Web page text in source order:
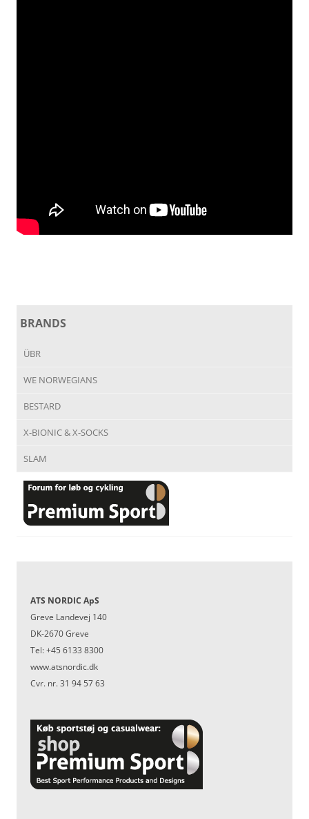
BRANDS
ÜBR
WE NORWEGIANS
BESTARD
X-BIONIC & X-SOCKS
SLAM
ATS NORDIC ApS
Greve Landevej 140
DK-2670 Greve
Tel: +45 6133 8300
www.atsnordic.dk
Cvr. nr. 31 94 57 63